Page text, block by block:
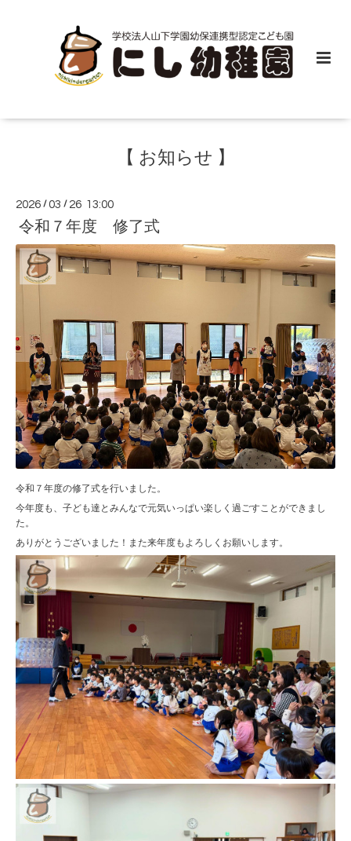
【 お知らせ 】
2026 /03 / 26 13:00
令和７年度 修了式
令和７年度の修了式を行いました。
今年度も、子ども達とみんなで元気いっぱい楽しく過ごすことができまし
た。
ありがとうございました！また来年度もよろしくお願いします。